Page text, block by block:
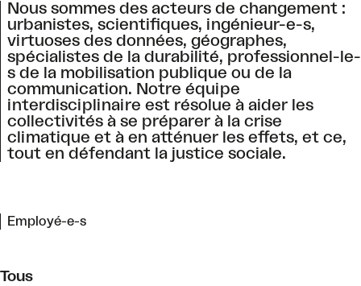
Nous sommes des acteurs de changement :
urbanistes, scientifiques, ingénieur-e-s,
virtuoses des données, géographes,
spécialistes de la durabilité, professionnel-le-
s de la mobilisation publique ou de la
communication. Notre équipe
interdisciplinaire est résolue à aider les
collectivités à se préparer à la crise
climatique et à en atténuer les effets, et ce,
tout en défendant la justice sociale.
Employé-e-s
Tous